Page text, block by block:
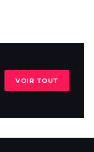
VOIR TOUT